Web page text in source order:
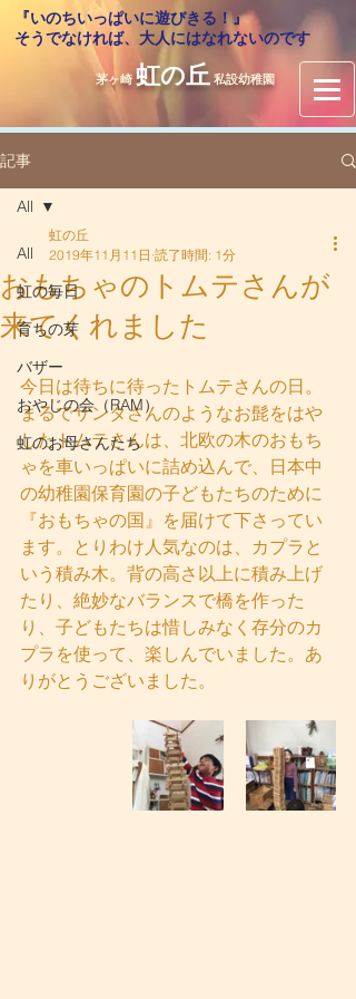
『いのちいっぱいに遊びきる！』
​そうでなければ、大人にはなれないのです
茅ヶ崎 虹の丘 私設幼稚園
記事
All
虹の毎日
育ちの芽
バザー
おやじの会（RAM）
虹のお母さんたち
All
おもちゃのトムテさんが
来てくれました
虹の丘
2019年11月11日 読了時間: 1分
今日は待ちに待ったトムテさんの日。
まるでサンタさんのようなお髭をはや
したトムテさんは、北欧の木のおもち
ゃを車いっぱいに詰め込んで、日本中
の幼稚園保育園の子どもたちのために
『おもちゃの国』を届けて下さってい
ます。とりわけ人気なのは、カプラと
いう積み木。背の高さ以上に積み上げ
たり、絶妙なバランスで橋を作った
り、子どもたちは惜しみなく存分のカ
プラを使って、楽しんでいました。あ
りがとうございました。